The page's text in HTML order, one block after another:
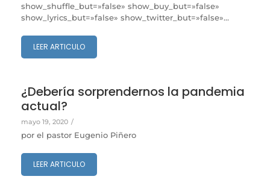
show_shuffle_but=»false» show_buy_but=»false»
show_lyrics_but=»false» show_twitter_but=»false»...
LEER ARTICULO
¿Debería sorprendernos la pandemia
actual?
mayo 19, 2020 /
por el pastor Eugenio Piñero
LEER ARTICULO